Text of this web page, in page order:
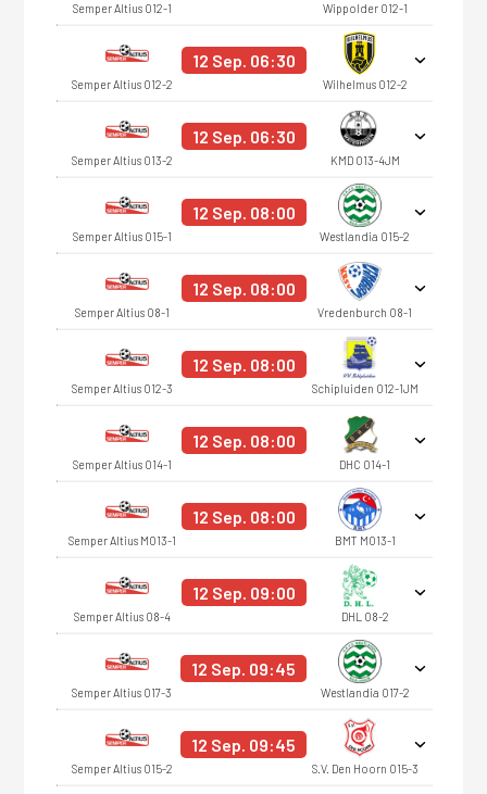
Semper Altius O12-1 Wippolder O12-1
Semper Altius O12-2
12 Sep. 06:30
Wilhelmus O12-2
Semper Altius O13-2
12 Sep. 06:30
KMD O13-4JM
Semper Altius O15-1
12 Sep. 08:00
Westlandia O15-2
Semper Altius O8-1
12 Sep. 08:00
Vredenburch O8-1
Semper Altius O12-3
12 Sep. 08:00
Schipluiden O12-1JM
Semper Altius O14-1
12 Sep. 08:00
DHC O14-1
Semper Altius MO13-1
12 Sep. 08:00
BMT MO13-1
Semper Altius O8-4
12 Sep. 09:00
DHL O8-2
Semper Altius O17-3
12 Sep. 09:45
Westlandia O17-2
Semper Altius O15-2
12 Sep. 09:45
S.V. Den Hoorn O15-3